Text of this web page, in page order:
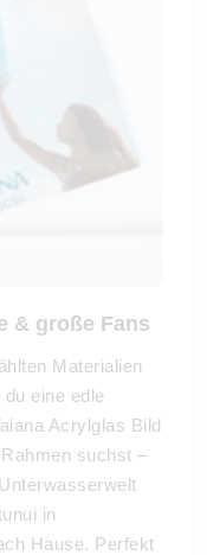
& große Fans
Materialien
eine edle
Acrylglas Bild
suchst –
in
Hause. Perfekt